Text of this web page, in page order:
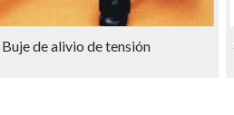
Buje de alivio de tensión